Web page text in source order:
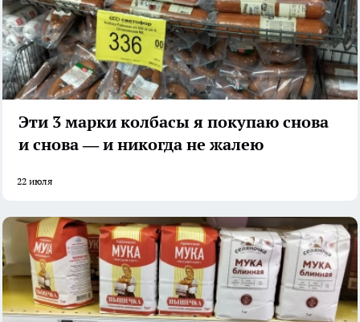
Эти 3 марки колбасы я покупаю снова
и снова — и никогда не жалею
22 июля